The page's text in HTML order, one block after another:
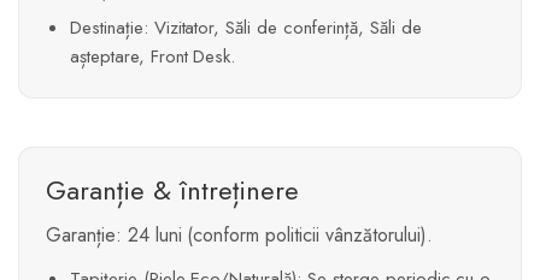
Destinație: Vizitator, Săli de conferință, Săli de
așteptare, Front Desk.
Garanție & întreținere
Garanție: 24 luni (conform politicii vânzătorului).